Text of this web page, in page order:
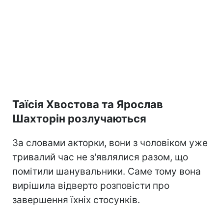
Таїсія Хвостова та Ярослав
Шахторін розлучаються
За словами акторки, вони з чоловіком уже
тривалий час не з'являлися разом, що
помітили шанувальники. Саме тому вона
вирішила відверто розповісти про
завершення їхніх стосунків.